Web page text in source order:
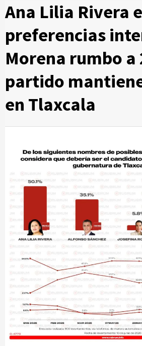
Ana Lilia Rivera
preferencias
Morena rumbo a
partido
en Tlaxcala